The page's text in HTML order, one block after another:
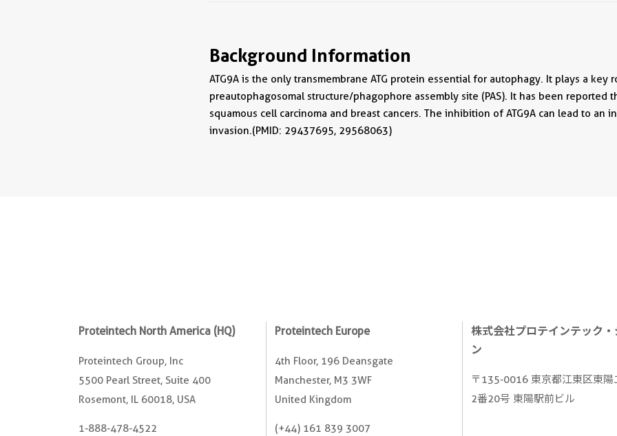
Background Information
ATG9A is the only transmembrane ATG protein essential for autophagy. It plays a
preautophagosomal structure/phagophore assembly site (PAS). It has been reported
squamous cell carcinoma and breast cancers. The inhibition of ATG9A can lead to
invasion.(PMID: 29437695, 29568063)
Proteintech North America (HQ)
Proteintech Group, Inc
5500 Pearl Street, Suite 400
Rosemont, IL 60018, USA
1-888-478-4522
Proteintech Europe
4th Floor, 196 Deansgate
Manchester, M3 3WF
United Kingdom
(+44) 161 839 3007
株式会社プロテインテック・
ン
〒135-0016 東京都江東区東陽
2番20号 東陽駅前ビル